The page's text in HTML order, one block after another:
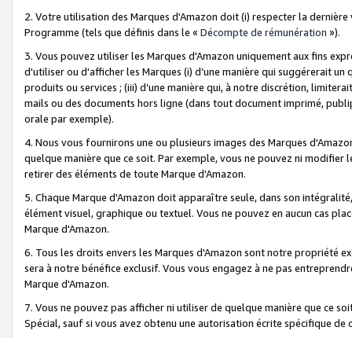
2. Votre utilisation des Marques d'Amazon doit (i) respecter la
Programme (tels que définis dans le « Décompte de rémunération »).
3. Vous pouvez utiliser les Marques d'Amazon uniquement aux fins
d'utiliser ou d'afficher les Marques (i) d’une manière qui suggérerait
produits ou services ; (iii) d’une manière qui, à notre discrétion,
mails ou des documents hors ligne (dans tout document imprimé,
orale par exemple).
4. Nous vous fournirons une ou plusieurs images des Marques
quelque manière que ce soit. Par exemple, vous ne pouvez ni
retirer des éléments de toute Marque d'Amazon.
5. Chaque Marque d'Amazon doit apparaître seule, dans son
élément visuel, graphique ou textuel. Vous ne pouvez en aucun cas
Marque d'Amazon.
6. Tous les droits envers les Marques d'Amazon sont notre propriété
sera à notre bénéfice exclusif. Vous vous engagez à ne pas
Marque d'Amazon.
7. Vous ne pouvez pas afficher ni utiliser de quelque manière que ce
Spécial, sauf si vous avez obtenu une autorisation écrite spécifique de